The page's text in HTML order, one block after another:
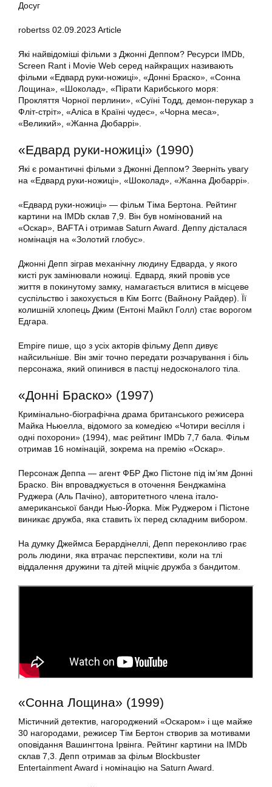
Досуг
robertss 02.09.2023 Article
Які найвідоміші фільми з Джонні Деппом? Ресурси IMDb,
Screen Rant і Movie Web серед найкращих називають
фільми «Едвард руки-ножиці», «Донні Браско», «Сонна
Лощина», «Шоколад», «Пірати Карибського моря:
Прокляття Чорної перлини», «Суїні Тодд, демон-перукар з
Фліт-стріт», «Аліса в Країні чудес», «Чорна меса»,
«Великий», «Жанна Дюбаррі».
«Едвард руки-ножиці» (1990)
Які є романтичні фільми з Джонні Деппом? Зверніть увагу
на «Едвард руки-ножиці», «Шоколад», «Жанна Дюбаррі».
«Едвард руки-ножиці» — фільм Тіма Бертона. Рейтинг
картини на IMDb склав 7,9. Він був номінований на
«Оскар», BAFTA і отримав Saturn Award. Деппу дісталася
номінація на «Золотий глобус».
Джонні Депп зіграв механічну людину Едварда, у якого
кисті рук замінювали ножиці. Едвард, який провів усе
життя в покинутому замку, намагається влитися в місцеве
суспільство і закохується в Кім Боггс (Вайнону Райдер). Її
колишній хлопець Джим (Ентоні Майкл Голл) стає ворогом
Едгара.
Empire пише, що з усіх акторів фільму Депп дивує
найсильніше. Він зміг точно передати розчарування і біль
персонажа, який опинився в пастці недосконалого тіла.
«Донні Браско» (1997)
Кримінально-біографічна драма британського режисера
Майка Ньюелла, відомого за комедією «Чотири весілля і
одні похорони» (1994), має рейтинг IMDb 7,7 бала. Фільм
отримав 16 номінацій, зокрема на премію «Оскар».
Персонаж Деппа — агент ФБР Джо Пістоне під ім’ям Донні
Браско. Він впроваджується в оточення Бенджаміна
Руджера (Аль Пачіно), авторитетного члена італо-
американської банди Нью-Йорка. Між Руджером і Пістоне
виникає дружба, яка ставить їх перед складним вибором.
На думку Джеймса Берардінеллі, Депп переконливо грає
роль людини, яка втрачає перспективи, коли на тлі
віддалення дружини та дітей міцніє дружба з бандитом.
«Сонна Лощина» (1999)
Містичний детектив, нагороджений «Оскаром» і ще майже
30 нагородами, режисер Тім Бертон створив за мотивами
оповідання Вашингтона Ірвінга. Рейтинг картини на IMDb
склав 7,3. Депп отримав за фільм Blockbuster
Entertainment Award і номінацію на Saturn Award.